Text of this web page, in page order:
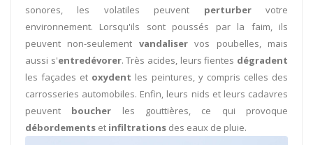
sonores, les volatiles peuvent perturbervotre
environnement. Lorsqu'ils sont poussés par la faim, ils
peuvent non-seulement vandaliservos poubelles, mais
aussi s'entredévorer. Très acides, leurs fientes dégradent
les façades et oxydent les peintures, y compris celles des
carrosseries automobiles. Enfin, leurs nids et leurs cadavres
peuvent boucher les gouttières, ce qui provoque
débordements et infiltrations des eaux de pluie.